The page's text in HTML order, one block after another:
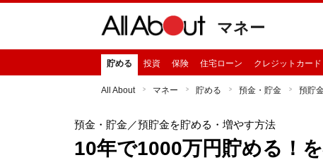
マネー
貯める 投資 保険 住宅ローン クレジットカー
All About マネー 貯める 預金・貯金 預貯
預金・貯金 ／預貯金を貯める・増やす方法
10年で1000万円貯める！